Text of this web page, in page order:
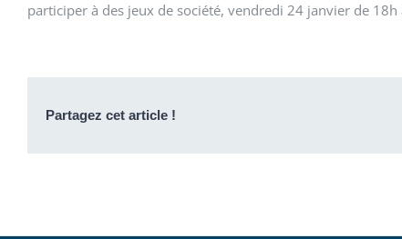
participer à des jeux de société, vendredi 24 janvier de 18h
Partagez cet article !